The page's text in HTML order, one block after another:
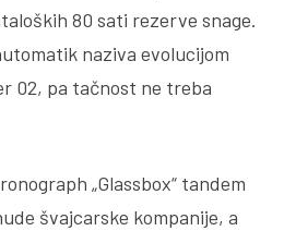
80 sati rezerve snage.
naziva evolucijom
02, pa tačnost ne treba
„Glassbox“ tandem
švajcarske kompanije, a